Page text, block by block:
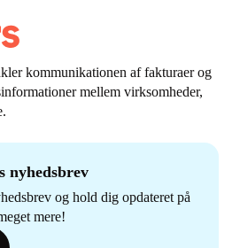
kommunikationen af fakturaer og
mellem virksomheder,
nyhedsbrev
og hold dig opdateret på
mere!